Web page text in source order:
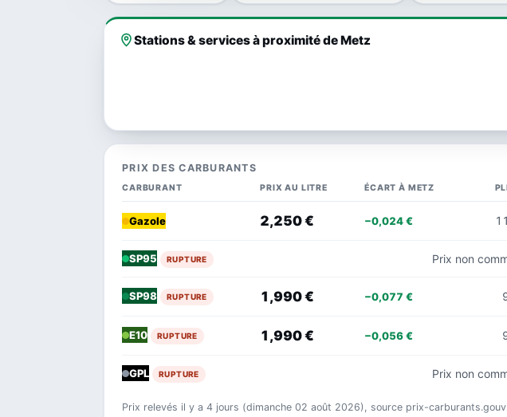
Stations & services à proximité de Metz
PRIX DES CARBURANTS
CARBURANT PRIX AU LITRE ÉCART À METZ
Gazole 2,250 € −0,024 €
SP95 RUPTURE Prix non
SP98 RUPTURE 1,990 € −0,077 €
E10 RUPTURE 1,990 € −0,056 €
GPL RUPTURE Prix non
Prix relevés il y a 4 jours (dimanche 02 août 2026), source prix-